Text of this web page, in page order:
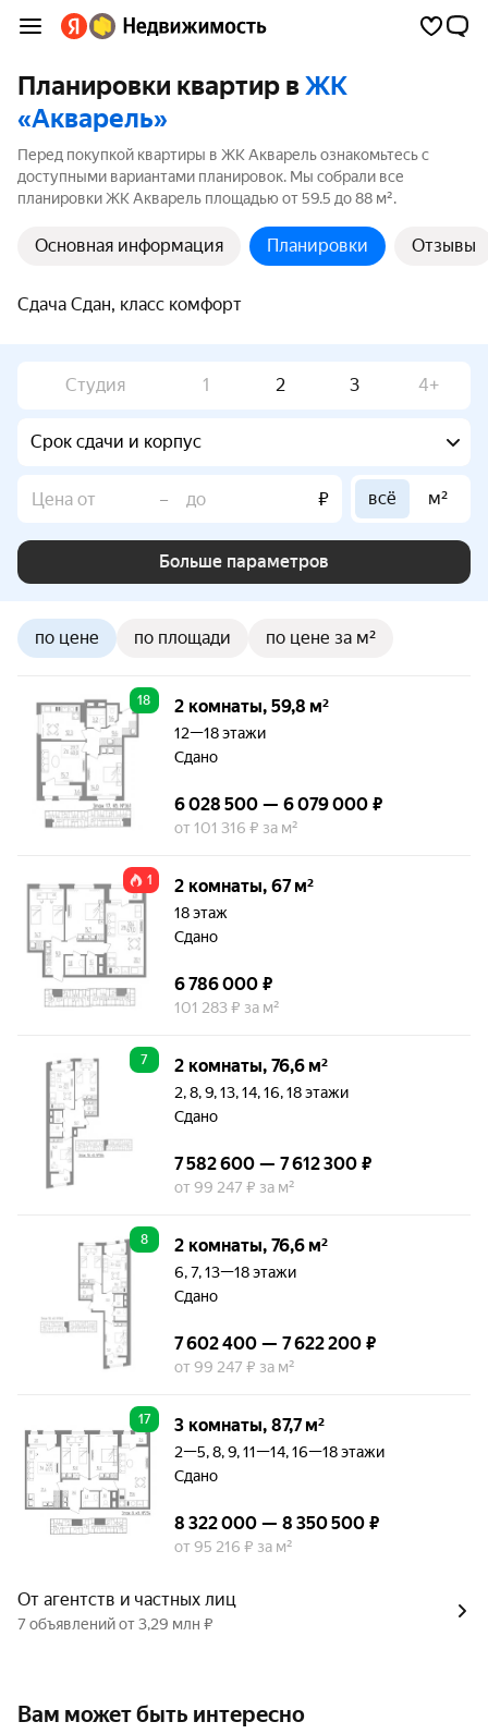
Планировки квартир вЖК
«Акварель»
Перед покупкой квартиры в ЖК Акварель ознакомьтесь с
доступными вариантами планировок. Мы собрали все
планировки ЖК Акварель площадью от 59.5 до 88 м².
Основная информация Планировки Отзывы
Сдача Сдан, класс комфорт
Студия 1 2 3 4+
Срок сдачи и корпус
– ₽ всё м²
Больше параметров
по цене по площади по цене за м²
18 2 комнаты, 59,8 м²
12—18 этажи
Сдано
6 028 500 — 6 079 000 ₽
от 101 316 ₽ за м²
1 2 комнаты, 67 м²
18 этаж
Сдано
6 786 000 ₽
101 283 ₽ за м²
7 2 комнаты, 76,6 м²
2, 8, 9, 13, 14, 16, 18 этажи
Сдано
7 582 600 — 7 612 300 ₽
от 99 247 ₽ за м²
8 2 комнаты, 76,6 м²
6, 7, 13—18 этажи
Сдано
7 602 400 — 7 622 200 ₽
от 99 247 ₽ за м²
17 3 комнаты, 87,7 м²
2—5, 8, 9, 11—14, 16—18 этажи
Сдано
8 322 000 — 8 350 500 ₽
от 95 216 ₽ за м²
От агентств и частных лиц
7 объявлений от 3,29 млн ₽
Вам может быть интересно